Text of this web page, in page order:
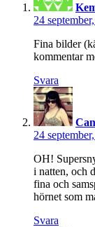
24
Fina bilder
kommentar
Svara
24
OH!
i natten, och
fina och
hörnet som
Svara